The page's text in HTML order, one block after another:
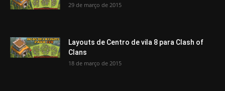
29 de março de 2015
Layouts de Centro de vila 8 para Clash of
Clans
18 de março de 2015